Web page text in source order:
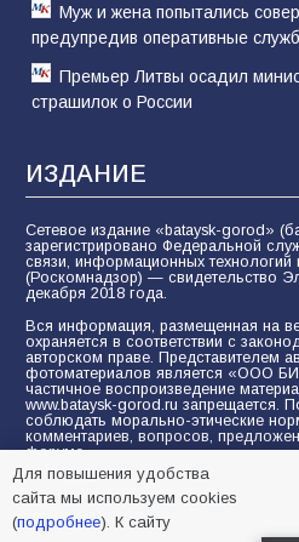
Муж и жена попытались
предупредив оперативные
Премьер Литвы осадил
страшилок о России
ИЗДАНИЕ
Сетевое издание «bataysk-gorod»
зарегистрировано Федеральной
связи, информационных
(Роскомнадзор) — свидетельство
декабря 2018 года.
Вся информация, размещенная на
охраняется в соответствии с
авторском праве. Представителем
фотоматериалов является «ООО
частичное воспроизведение
www.bataysk-gorod.ru запрещается.
соблюдать морально-этические
комментариев, вопросов,
форуме.
Политика конфиденциальности и
Согласие на обработку
сервисов Yandex.Metrika, LiveInternet,
Для повышения удобства
сайта мы используем cookies
(подробнее). К сайту